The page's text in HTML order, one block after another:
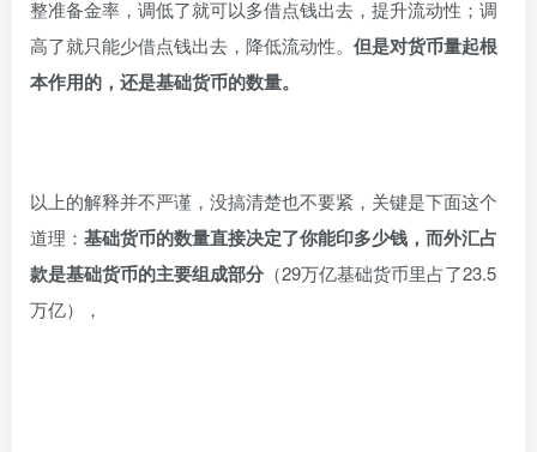
整准备金率，调低了就可以多借点钱出去，提升流动性；调
高了就只能少借点钱出去，降低流动性。 但是对货币量起根
本作用的，还是基础货币的数量。
以上的解释并不严谨，没搞清楚也不要紧，关键是下面这个
道理： 基础货币的数量直接决定了你能印多少钱，而外汇占
款是基础货币的主要组成部分 （29万亿基础货币里占了23.5
万亿），